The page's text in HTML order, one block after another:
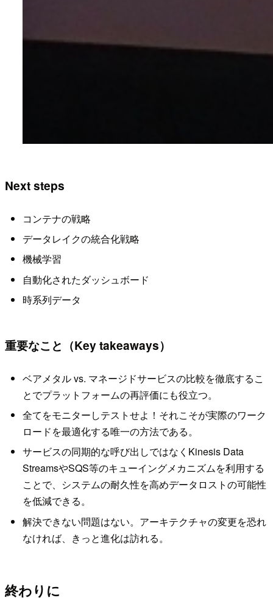
Next steps
コンテナの戦略
データレイクの統合化戦略
機械学習
自動化されたダッシュボード
時系列データ
重要なこと（Key takeaways）
ベアメタル vs. マネージドサービスの比較を徹底するこ
とでプラットフォームの再評価にも役立つ。
全てをモニターしテストせよ！それこそが実際のワーク
ロードを最適化する唯一の方法である。
サービスの同期的な呼び出しではなくKinesis Data
StreamsやSQS等のキューイングメカニズムを利用する
ことで、システムの耐久性を高めデータロストの可能性
を低減できる。
解決できない問題はない。アーキテクチャの変更を恐れ
なければ、きっと進化は訪れる。
終わりに